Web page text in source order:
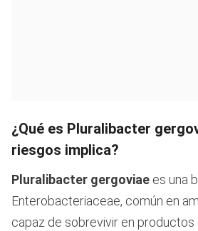
¿Qué es Pluralibacter
riesgos implica?
Pluralibacter gergoviae es una
Enterobacteriaceae, común en
capaz de sobrevivir en